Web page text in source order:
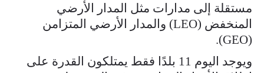
مستقلة إلى مدارات مثل المدار الأرضي
المنخفض (LEO) والمدار الأرضي المتزامن
(GEO).
ويوجد اليوم 11 بلدًا فقط يمتلكون القدرة على